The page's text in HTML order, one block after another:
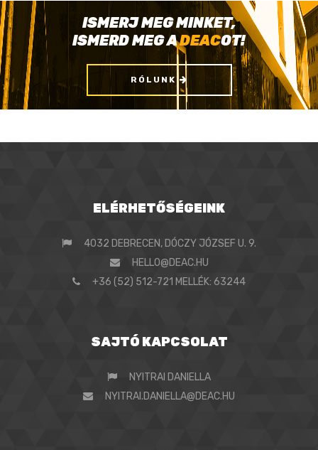
ISMERJ MEG MINKET,
ISMERD MEG ADEACOT!
RÓLUNK
ELÉRHETŐSÉGEINK
4032 DEBRECEN, DÓCZY JÓZSEF U. 9.
HELLO@DEAC.HU
+36 (52) 512-721 MELLÉK: 63244
SAJTÓ KAPCSOLAT
NYITRAI DANIELLA
NYITRAI.DANIELLA@DEAC.HU